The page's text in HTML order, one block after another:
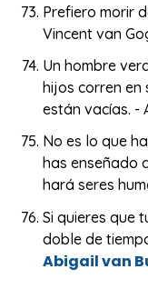
Prefiero morir
Vincent van
Un hombre
hijos corren en
están vacías. -
No es lo que
has enseñado
hará seres
Si quieres que
doble de
Abigail van